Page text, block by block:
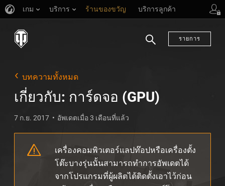
เกม บริการ ร้านของขวัญ บริการลูกค้า
รายการ
บทความทั้งหมด
เกี่ยวกับ: การ์ดจอ (GPU)
7 ก.ย. 2017 อัพเดตเมื่อ 3 เดือนที่แล้ว
เครื่องคอมพิวเตอร์แลปท๊อปหรือเครื่องตั้ง
โต๊ะบางรุ่นนั้นสามารถทำการอัพเดตได้
จากโปรแกรมที่ผู้ผลิตได้ติดตั้งเอาไว้ก่อน